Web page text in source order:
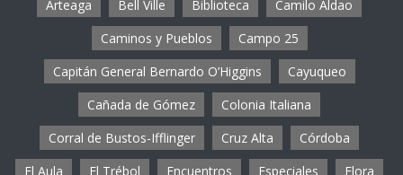
Arteaga Bell Ville Biblioteca
Camilo Aldao
Caminos y Pueblos
Campo 25
Capitán General Bernardo O’Higgins
Cayuqueo
Cañada de Gómez
Colonia Italiana
Corral de Bustos-Ifflinger
Cruz Alta
Córdoba
El Aula
El Trébol Encuentros Especiales
Flora